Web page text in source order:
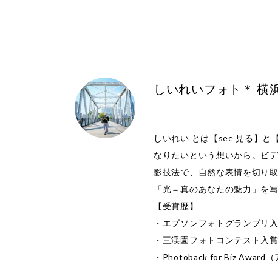
しいれいフォト＊ 横
しいれい とは【see 見る】と
なりたいという想いから。ビ
影技法で、自然な表情を切り
「光＝真のあなたの魅力」を
【受賞歴】
・エプソンフォトグランプリ
・三渓園フォトコンテスト入賞
・Photoback for Biz Award（